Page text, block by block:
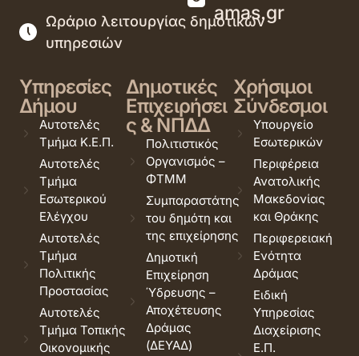
amas.gr
Ωράριο λειτουργίας δημοτικών
υπηρεσιών
Υπηρεσίες
Δήμου
Αυτοτελές
Τμήμα Κ.Ε.Π.
Αυτοτελές
Τμήμα
Εσωτερικού
Ελέγχου
Αυτοτελές
Τμήμα
Πολιτικής
Προστασίας
Αυτοτελές
Τμήμα Τοπικής
Οικονομικής
Δημοτικές
Επιχειρήσει
ς & ΝΠΔΔ
Πολιτιστικός
Οργανισμός –
ΦΤΜΜ
Συμπαραστάτης
του δημότη και
της επιχείρησης
Δημοτική
Επιχείρηση
Ύδρευσης –
Αποχέτευσης
Δράμας
(ΔΕΥΑΔ)
Χρήσιμοι
Σύνδεσμοι
Υπουργείο
Εσωτερικών
Περιφέρεια
Ανατολικής
Μακεδονίας
και Θράκης
Περιφερειακή
Ενότητα
Δράμας
Ειδική
Υπηρεσίας
Διαχείρισης
Ε.Π.